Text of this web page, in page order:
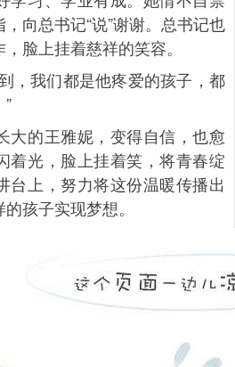
向总书记“说”谢谢。总书记也
脸上挂着慈祥的笑容。
我们都是他疼爱的孩子，都
的王雅妮，变得自信，也愈
着光，脸上挂着笑，将青春绽
台上，努力将这份温暖传播出
孩子实现梦想。